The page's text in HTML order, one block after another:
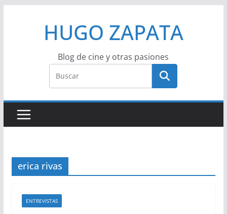
HUGO ZAPATA
Blog de cine y otras pasiones
erica rivas
ENTREVISTAS